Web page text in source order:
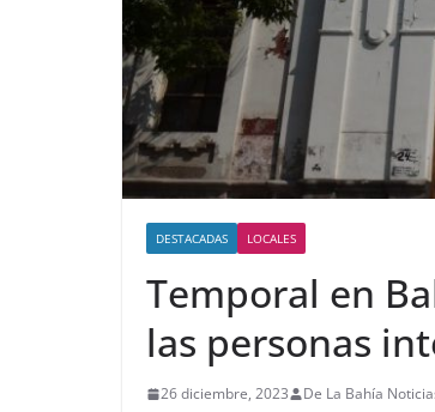
DESTACADAS LOCALES
Temporal en
las personas
26 diciembre, 2023 De La Bahía